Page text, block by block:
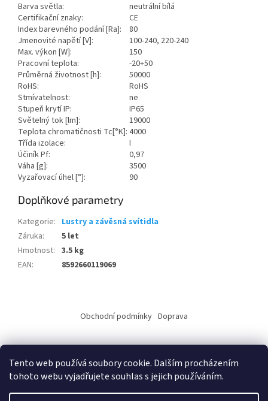
Tento web používá soubory cookie. Dalším procházením
tohoto webu vyjadřujete souhlas s jejich používáním.
Barva světla:
neutrální bílá
Certifikační znaky:
CE
Index barevného podání [Ra]:
80
Jmenovité napětí [V]:
100-240, 220-240
Max. výkon [W]:
150
Pracovní teplota:
-20+50
Průměrná životnost [h]:
50000
RoHS:
RoHS
Stmívatelnost:
ne
Stupeň krytí IP:
IP65
Světelný tok [lm]:
19000
Teplota chromatičnosti Tc[°K]: 4000
Třída izolace:
I
Účiník Pf:
0,97
Váha [g]:
3500
Vyzařovací úhel [°]:
90
Doplňkové parametry
Kategorie: Lustry a závěsná svítidla
Záruka:
5 let
Hmotnost: 3.5 kg
EAN: 8592660119069
a
t
Obchodní podmínky Doprava
Vytvořil Shoptet